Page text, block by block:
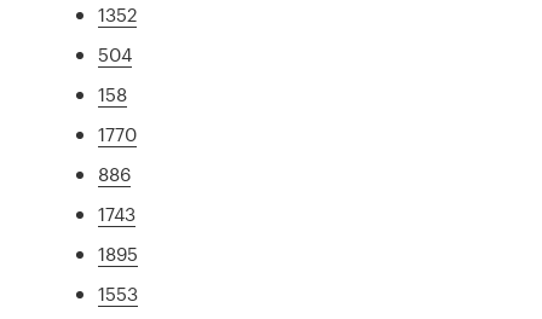
1352
504
158
1770
886
1743
1895
1553